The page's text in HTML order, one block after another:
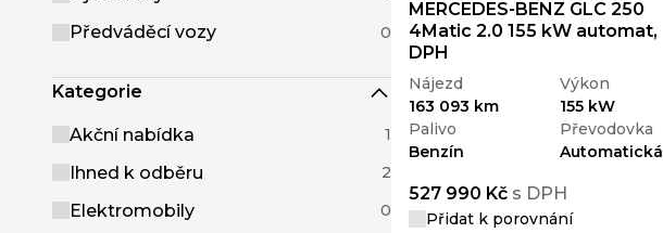
Předváděcí vozy 0
Kategorie
Akční nabídka 1
Ihned k odběru 2
Elektromobily 0
MERCEDES-BENZ GLC 250
4Matic 2.0 155 kW automat,
DPH
Nájezd
163 093 km
Výkon
155 kW
Palivo
Benzín
Převodovka
Automatická
527 990 Kč s DPH
Přidat k porovnání